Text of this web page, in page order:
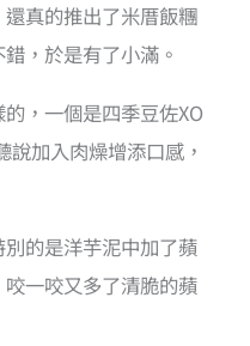
真的推出了米厝飯糰
，於是有了小滿。
，一個是四季豆佐XO
說加入肉燥增添口感，
的是洋芋泥中加了蘋
一咬又多了清脆的蘋